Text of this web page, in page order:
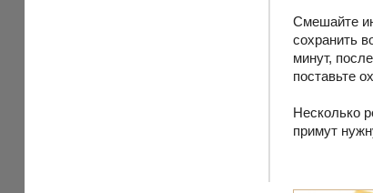
Смешайте
сохранить
минут,
поставьте
Несколько
примут